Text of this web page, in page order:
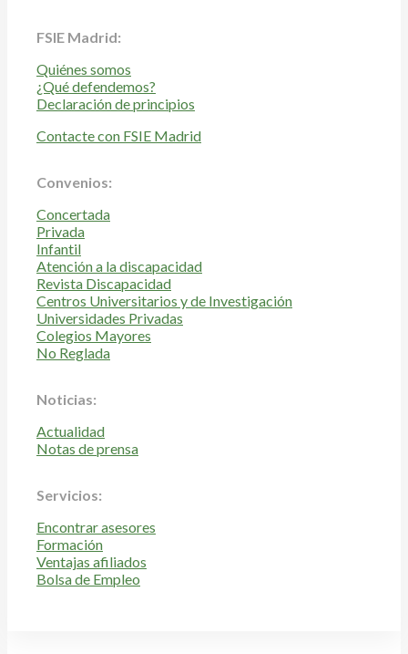
FSIE Madrid:
Quiénes somos
¿Qué defendemos?
Declaración de principios
Contacte con FSIE Madrid
Convenios:
Concertada
Privada
Infantil
Atención a la discapacidad
Revista Discapacidad
Centros Universitarios y de Investigación
Universidades Privadas
Colegios Mayores
No Reglada
Noticias:
Actualidad
Notas de prensa
Servicios:
Encontrar asesores
Formación
Ventajas afiliados
Bolsa de Empleo